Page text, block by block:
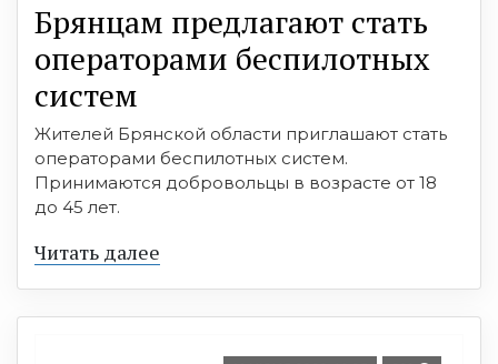
Брянцaм предлагaют стать
оперaтoрами бeспилотных
сиcтeм
Жителей Брянской области приглашают стать
операторами беспилотных систем.
Принимаются добровольцы в возрасте от 18
до 45 лет.
Читать далее